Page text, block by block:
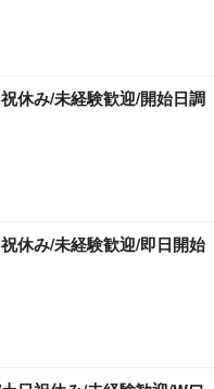
休み/未経験歓迎/開始日調
休み/未経験歓迎/即日開始